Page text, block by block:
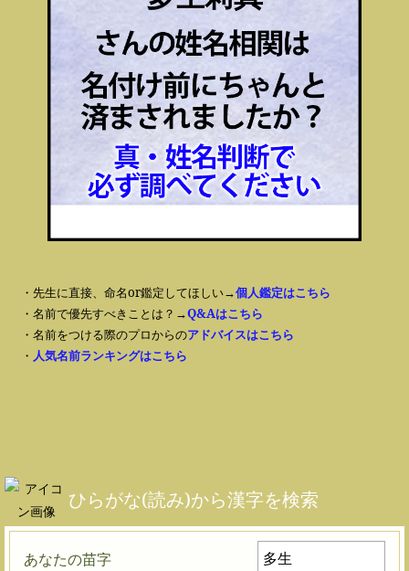
・先生に直接、命名or鑑定してほしい→個人鑑定はこちら
・名前で優先すべきことは？→Q&Aはこちら
・名前をつける際のプロからのアドバイスはこちら
・ 人気名前ランキングはこちら
ひらがな(読み)から漢字を検索
あなたの苗字